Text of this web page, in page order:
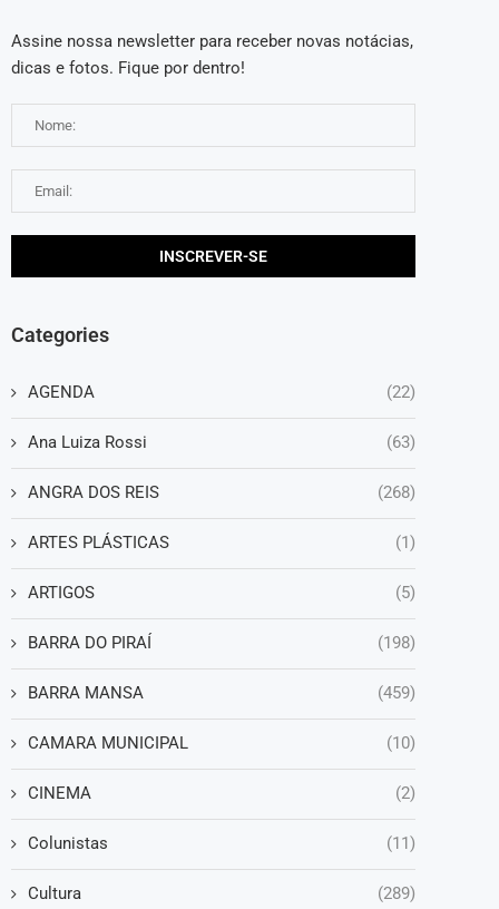
Assine nossa newsletter para receber novas notácias,
dicas e fotos. Fique por dentro!
Categories
AGENDA (22)
Ana Luiza Rossi (63)
ANGRA DOS REIS (268)
ARTES PLÁSTICAS (1)
ARTIGOS (5)
BARRA DO PIRAÍ (198)
BARRA MANSA (459)
CAMARA MUNICIPAL (10)
CINEMA (2)
Colunistas (11)
Cultura (289)